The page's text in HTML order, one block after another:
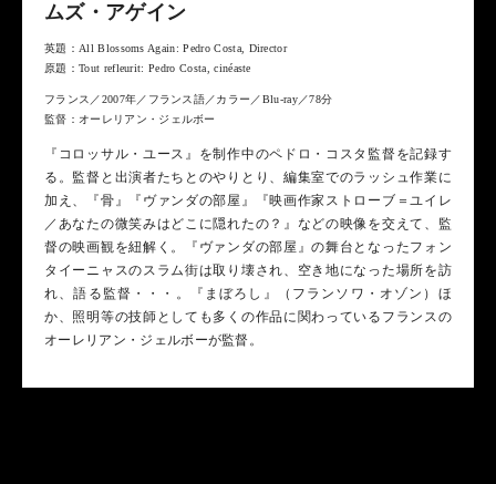
ムズ・アゲイン
英題：All Blossoms Again: Pedro Costa, Director
原題：Tout refleurit: Pedro Costa, cinéaste
フランス／2007年／フランス語／カラー／Blu-ray／78分
監督：オーレリアン・ジェルボー
『コロッサル・ユース』を制作中のペドロ・コスタ監督を記録す
る。監督と出演者たちとのやりとり、編集室でのラッシュ作業に
加え、『骨』『ヴァンダの部屋』『映画作家ストローブ＝ユイレ
／あなたの微笑みはどこに隠れたの？』などの映像を交えて、監
督の映画観を紐解く。『ヴァンダの部屋』の舞台となったフォン
タイーニャスのスラム街は取り壊され、空き地になった場所を訪
れ、語る監督・・・。『まぼろし』（フランソワ・オゾン）ほ
か、照明等の技師としても多くの作品に関わっているフランスの
オーレリアン・ジェルボーが監督。